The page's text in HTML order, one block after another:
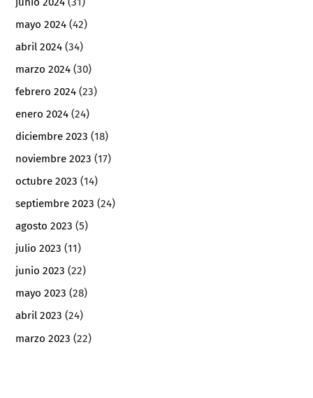
mayo 2024 (42)
abril 2024 (34)
marzo 2024 (30)
febrero 2024 (23)
enero 2024 (24)
diciembre 2023 (18)
noviembre 2023 (17)
octubre 2023 (14)
septiembre 2023 (24)
agosto 2023 (5)
julio 2023 (11)
junio 2023 (22)
mayo 2023 (28)
abril 2023 (24)
marzo 2023 (22)